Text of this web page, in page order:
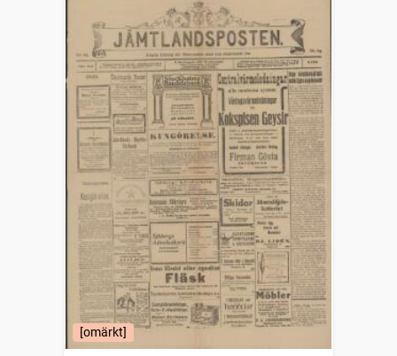
[omärkt]